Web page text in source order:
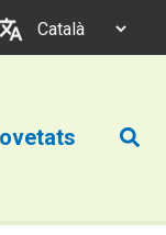
un